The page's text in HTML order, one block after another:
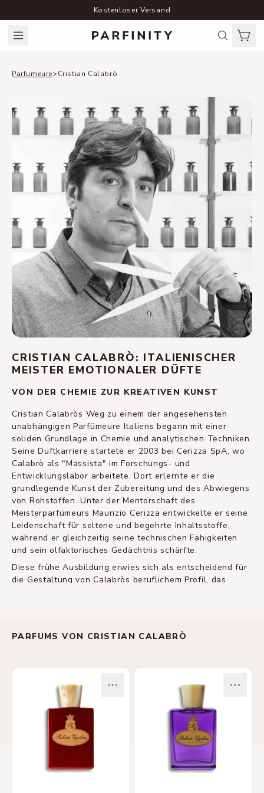
Kostenloser Versand
Parfumeure>Cristian Calabrò
CRISTIAN CALABRÒ: ITALIENISCHER
MEISTER EMOTIONALER DÜFTE
VON DER CHEMIE ZUR KREATIVEN KUNST
Cristian Calabròs Weg zu einem der angesehensten
unabhängigen Parfümeure Italiens begann mit einer
soliden Grundlage in Chemie und analytischen Techniken.
Seine Duftkarriere startete er 2003 bei Cerizza SpA, wo
Calabrò als "Massista" im Forschungs- und
Entwicklungslabor arbeitete. Dort erlernte er die
grundlegende Kunst der Zubereitung und des Abwiegens
von Rohstoffen. Unter der Mentorschaft des
Meisterparfümeurs Maurizio Cerizza entwickelte er seine
Leidenschaft für seltene und begehrte Inhaltsstoffe,
während er gleichzeitig seine technischen Fähigkeiten
und sein olfaktorisches Gedächtnis schärfte.
Diese frühe Ausbildung erwies sich als entscheidend für
die Gestaltung von Calabròs beruflichem Profil, das
bevor er bei CFF (Creative Flavours & Fragrances SpA)
seine kreative Heimat fand. Dort eröffnete ihm ein
Leidenschaften in emotional resonierende Düfte zu
verwandeln, wobei er sich von Malerei, Musik, Kino und
Literatur inspirieren lässt.
Sein Ansatz in der Parfümerie verkörpert Arthur
Schnitzlers künstlerische Kriterien Harmonie, Intensität
und Kontinuität. Diese Philosophie zeigt sich in
Kreationen wieCannabis Salata
, wo er traditionelle
PARFUMS VON CRISTIAN CALABRÒ